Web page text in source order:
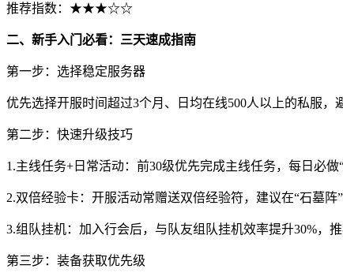
推荐指数：★★★☆☆
二、新手入门必看：三天速成指南
第一步：选择稳定服务器
优先选择开服时间超过3个月、日均在线500人以上的私服
第二步：快速升级技巧
1.主线任务+日常活动：前30级优先完成主线任务，每日必做“
2.双倍经验卡：开服活动常赠送双倍经验符，建议在“石墓阵
3.组队挂机：加入行会后，与队友组队挂机效率提升30%，
第三步：装备获取优先级